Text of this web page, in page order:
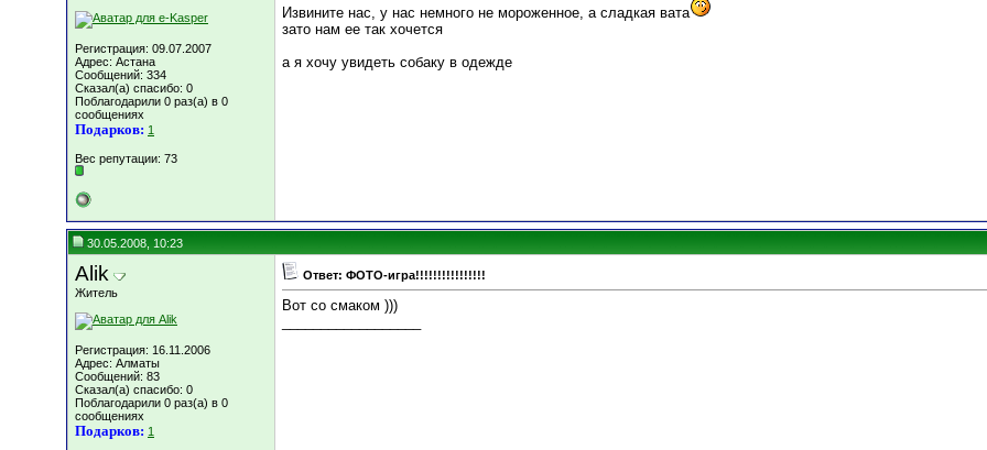
Регистрация: 09.07.2007
Адрес: Астана
Сообщений: 334
Сказал(а) спасибо: 0
Поблагодарили 0 раз(а) в 0
сообщениях
Подарков: 1
Вес репутации: 73
Извините нас, у нас немного не мороженное, а сладкая вата
зато нам ее так хочется
а я хочу увидеть собаку в одежде
30.05.2008, 10:23
Alik
Житель
Регистрация: 16.11.2006
Адрес: Алматы
Сообщений: 83
Сказал(а) спасибо: 0
Поблагодарили 0 раз(а) в 0
сообщениях
Подарков: 1
Ответ: ФОТО-игра!!!!!!!!!!!!!!!!
Вот со смаком )))